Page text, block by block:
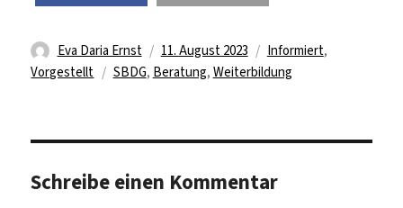
Autor
Eva Daria Ernst
Veröffentlicht
am
11. August 2023 Kategorien
Informiert,
Vorgestellt
Schlagwörter
SBDG, Beratung, Weiterbildung
Schreibe einen Kommentar